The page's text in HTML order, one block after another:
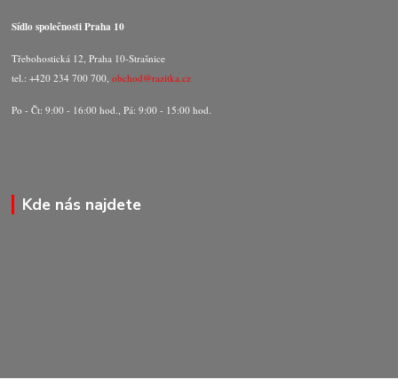
Sídlo společnosti Praha 10
Třebohostická 12, Praha 10-Strašnice
tel.: +420 234 700 700,obchod@razitka.cz
Po - Čt: 9:00 - 16:00 hod., Pá: 9:00 - 15:00 hod.
Kde nás najdete